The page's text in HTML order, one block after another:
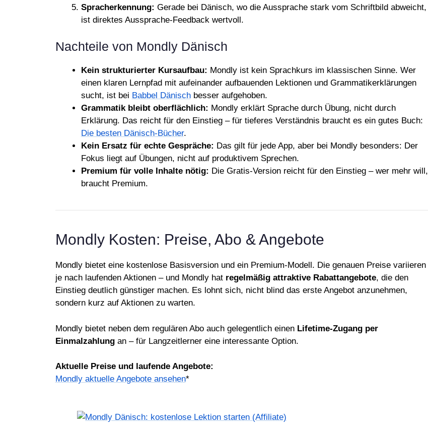
Spracherkennung: Gerade bei Dänisch, wo die Aussprache stark vom Schriftbild abweicht,
ist direktes Aussprache-Feedback wertvoll.
Nachteile von Mondly Dänisch
Kein strukturierter Kursaufbau: Mondly ist kein Sprachkurs im klassischen Sinne. Wer
einen klaren Lernpfad mit aufeinander aufbauenden Lektionen und Grammatikerklärungen
sucht, ist bei Babbel Dänischbesser aufgehoben.
Grammatik bleibt oberflächlich: Mondly erklärt Sprache durch Übung, nicht durch
Erklärung. Das reicht für den Einstieg – für tieferes Verständnis braucht es ein gutes Buch:
Die besten Dänisch-Bücher.
Kein Ersatz für echte Gespräche: Das gilt für jede App, aber bei Mondly besonders: Der
Fokus liegt auf Übungen, nicht auf produktivem Sprechen.
Premium für volle Inhalte nötig: Die Gratis-Version reicht für den Einstieg – wer mehr will,
braucht Premium.
Mondly Kosten: Preise, Abo & Angebote
Mondly bietet eine kostenlose Basisversion und ein Premium-Modell. Die genauen Preise variieren
je nach laufenden Aktionen – und Mondly hat regelmäßig attraktive Rabattangebote, die den
Einstieg deutlich günstiger machen. Es lohnt sich, nicht blind das erste Angebot anzunehmen,
sondern kurz auf Aktionen zu warten.
Mondly bietet neben dem regulären Abo auch gelegentlich einen Lifetime-Zugang per
Einmalzahlungan – für Langzeitlerner eine interessante Option.
Aktuelle Preise und laufende Angebote:
Mondly aktuelle Angebote ansehen*